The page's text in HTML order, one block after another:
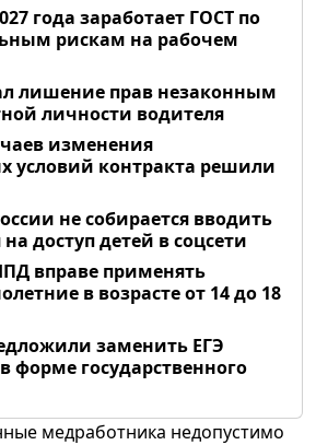
года заработает ГОСТ по
рискам на рабочем
лишение прав незаконным
личности водителя
изменения
условий контракта решили
не собирается вводить
доступ детей в соцсети
вправе применять
в возрасте от 14 до 18
заменить ЕГЭ
форме государственного
медработника недопустимо